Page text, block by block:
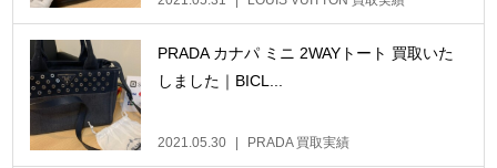
PRADA カナパ ミニ 2WAYトート 買取いた
しました｜BICL...
2021.05.30 PRADA 買取実績